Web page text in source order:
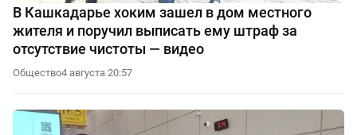
В Кашкадарье хоким зашел в дом местного
жителя и поручил выписать ему штраф за
отсутствие чистоты — видео
Общество4 августа 20:57